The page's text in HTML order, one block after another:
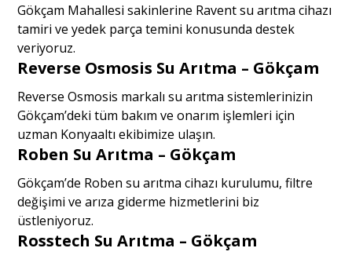
Gökçam Mahallesi sakinlerine Ravent su arıtma cihazı
tamiri ve yedek parça temini konusunda destek
veriyoruz.
Reverse Osmosis Su Arıtma – Gökçam
Reverse Osmosis markalı su arıtma sistemlerinizin
Gökçam’deki tüm bakım ve onarım işlemleri için
uzman Konyaaltı ekibimize ulaşın.
Roben Su Arıtma – Gökçam
Gökçam’de Roben su arıtma cihazı kurulumu, filtre
değişimi ve arıza giderme hizmetlerini biz
üstleniyoruz.
Rosstech Su Arıtma – Gökçam